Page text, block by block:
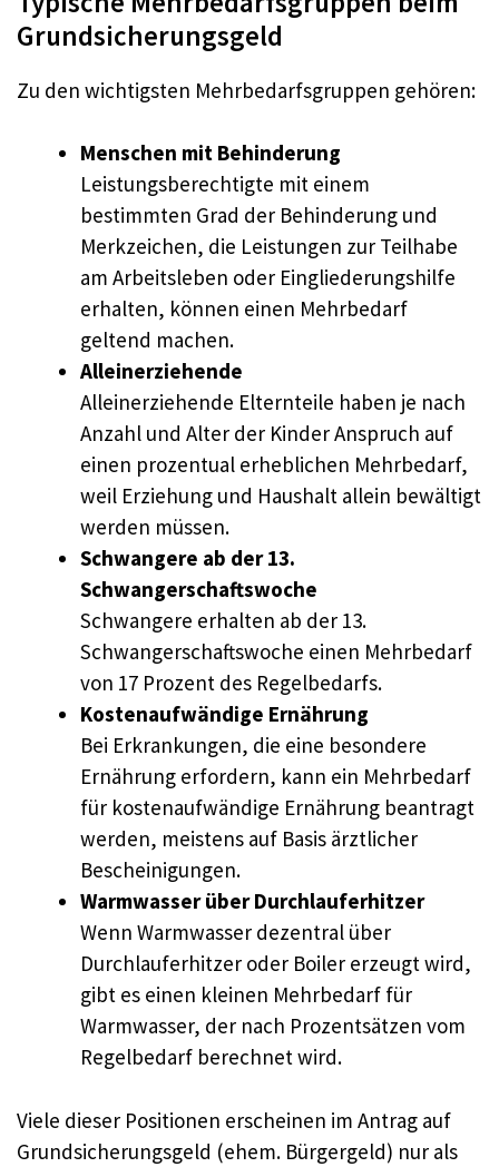
Grundsicherungsgeld
Zu den wichtigsten Mehrbedarfsgruppen gehören:
Menschen mit Behinderung
Leistungsberechtigte mit einem
bestimmten Grad der Behinderung und
Merkzeichen, die Leistungen zur Teilhabe
am Arbeitsleben oder Eingliederungshilfe
erhalten, können einen Mehrbedarf
geltend machen.
Alleinerziehende
Alleinerziehende Elternteile haben je nach
Anzahl und Alter der Kinder Anspruch auf
einen prozentual erheblichen Mehrbedarf,
weil Erziehung und Haushalt allein bewältigt
werden müssen.
Schwangere ab der 13.
Schwangerschaftswoche
Schwangere erhalten ab der 13.
Schwangerschaftswoche einen Mehrbedarf
von 17 Prozent des Regelbedarfs.
Kostenaufwändige Ernährung
Bei Erkrankungen, die eine besondere
Ernährung erfordern, kann ein Mehrbedarf
für kostenaufwändige Ernährung beantragt
werden, meistens auf Basis ärztlicher
Bescheinigungen.
Warmwasser über Durchlauferhitzer
Wenn Warmwasser dezentral über
Durchlauferhitzer oder Boiler erzeugt wird,
gibt es einen kleinen Mehrbedarf für
Warmwasser, der nach Prozentsätzen vom
Regelbedarf berechnet wird.
Viele dieser Positionen erscheinen im Antrag auf
Grundsicherungsgeld (ehem. Bürgergeld) nur als